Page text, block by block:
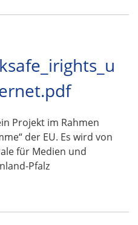
Projekt im Rahmen
der EU. Es wird von
für Medien und
Pfalz